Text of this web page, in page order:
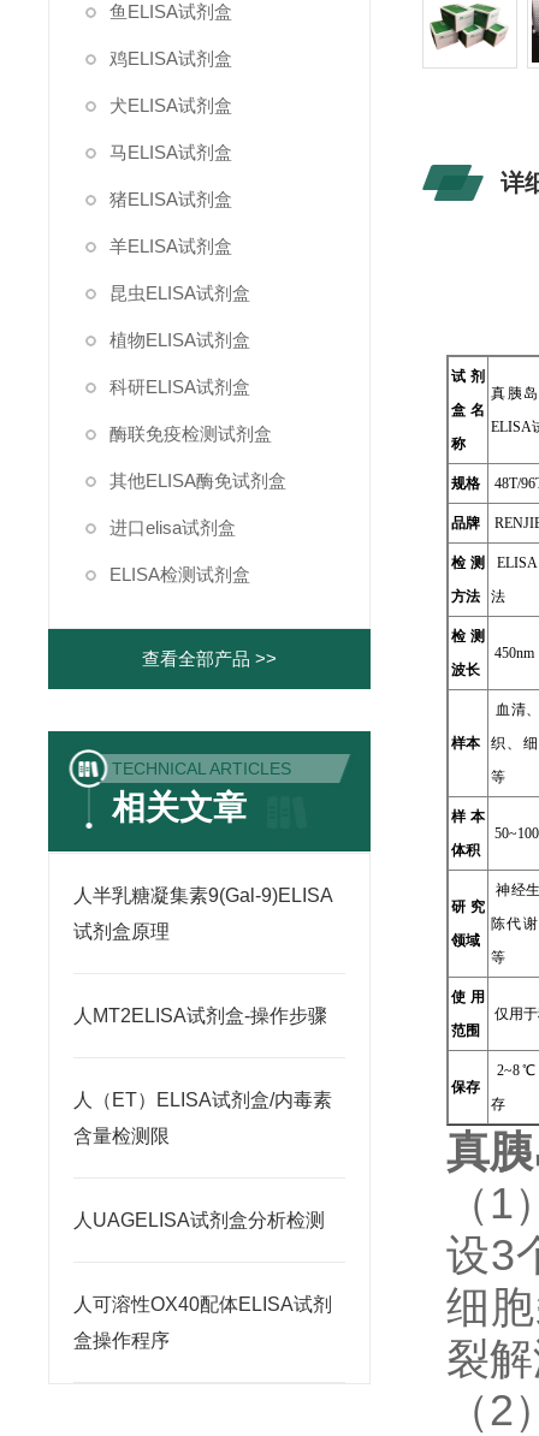
鱼ELISA试剂盒
鸡ELISA试剂盒
犬ELISA试剂盒
马ELISA试剂盒
猪ELISA试剂盒
羊ELISA试剂盒
昆虫ELISA试剂盒
植物ELISA试剂盒
科研ELISA试剂盒
酶联免疫检测试剂盒
其他ELISA酶免试剂盒
进口elisa试剂盒
ELISA检测试剂盒
查看全部产品 >>
TECHNICAL ARTICLES
相关文章
人半乳糖凝集素9(Gal-9)ELISA
试剂盒原理
人MT2ELISA试剂盒-操作步骤
人（ET）ELISA试剂盒/内毒素
含量检测限
人UAGELISA试剂盒分析检测
人可溶性OX40配体ELISA试剂
盒操作程序
详
试剂
盒名
称
真胰
ELISA
规格 48T/
品牌
检测
方法
法
检测
波长
450nm
样本
血清
织、
等
样本
体积
研究
领域
神经
陈代
等
使用
范围
仅用
保存
2~8℃
存
真
（
设3
细
裂
（